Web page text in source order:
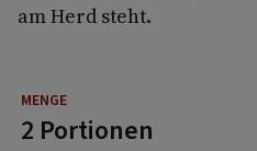
am Herd steht.
2 Portionen